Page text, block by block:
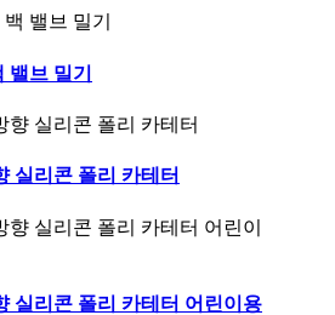
밸브 밀기
실리콘 폴리 카테터
실리콘 폴리 카테터 어린이용